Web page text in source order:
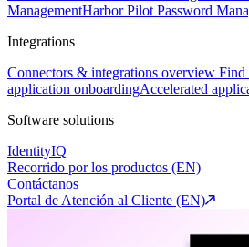
ManagementHarbor Pilot Password
Integrations
Connectors & integrations overview Find
application onboardingAccelerated
Software solutions
IdentityIQ
Recorrido por los productos (EN)
Contáctanos
Portal de Atención al Cliente (EN)